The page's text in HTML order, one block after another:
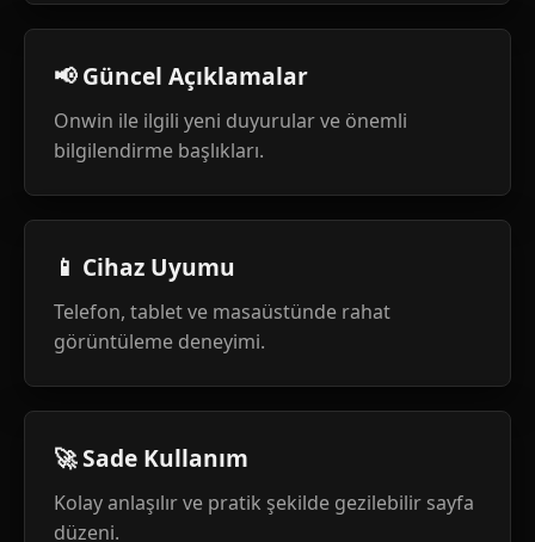
📢 Güncel Açıklamalar
Onwin ile ilgili yeni duyurular ve önemli
bilgilendirme başlıkları.
📱 Cihaz Uyumu
Telefon, tablet ve masaüstünde rahat
görüntüleme deneyimi.
🚀 Sade Kullanım
Kolay anlaşılır ve pratik şekilde gezilebilir sayfa
düzeni.